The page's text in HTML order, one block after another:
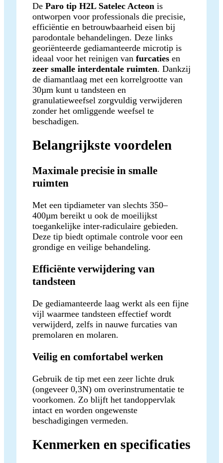
De Paro tip H2L Satelec Acteon is
ontworpen voor professionals die precisie,
efficiëntie en betrouwbaarheid eisen bij
parodontale behandelingen. Deze links
georiënteerde gediamanteerde microtip is
ideaal voor het reinigen van furcaties en
zeer smalle interdentale ruimten. Dankzij
de diamantlaag met een korrelgrootte van
30µm kunt u tandsteen en
granulatieweefsel zorgvuldig verwijderen
zonder het omliggende weefsel te
beschadigen.
Belangrijkste voordelen
Maximale precisie in smalle
ruimten
Met een tipdiameter van slechts 350–
400µm bereikt u ook de moeilijkst
toegankelijke inter-radiculaire gebieden.
Deze tip biedt optimale controle voor een
grondige en veilige behandeling.
Efficiënte verwijdering van
tandsteen
De gediamanteerde laag werkt als een fijne
vijl waarmee tandsteen effectief wordt
verwijderd, zelfs in nauwe furcaties van
premolaren en molaren.
Veilig en comfortabel werken
Gebruik de tip met een zeer lichte druk
(ongeveer 0,3N) om overinstrumentatie te
voorkomen. Zo blijft het tandoppervlak
intact en worden ongewenste
beschadigingen vermeden.
Kenmerken en specificaties